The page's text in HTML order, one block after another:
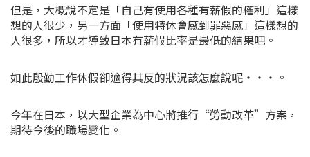
但是，大概說不定是「自己有使用各種有薪假的權利」這樣
想的人很少，另一方面「使用特休會感到罪惡感」這樣想的
人很多，所以才導致日本有薪假比率是最低的結果吧。
如此殷勤工作休假卻適得其反的狀況該怎麼說呢・・・。
今年在日本，以大型企業為中心將推行“勞動改革”方案，
期待今後的職場變化。